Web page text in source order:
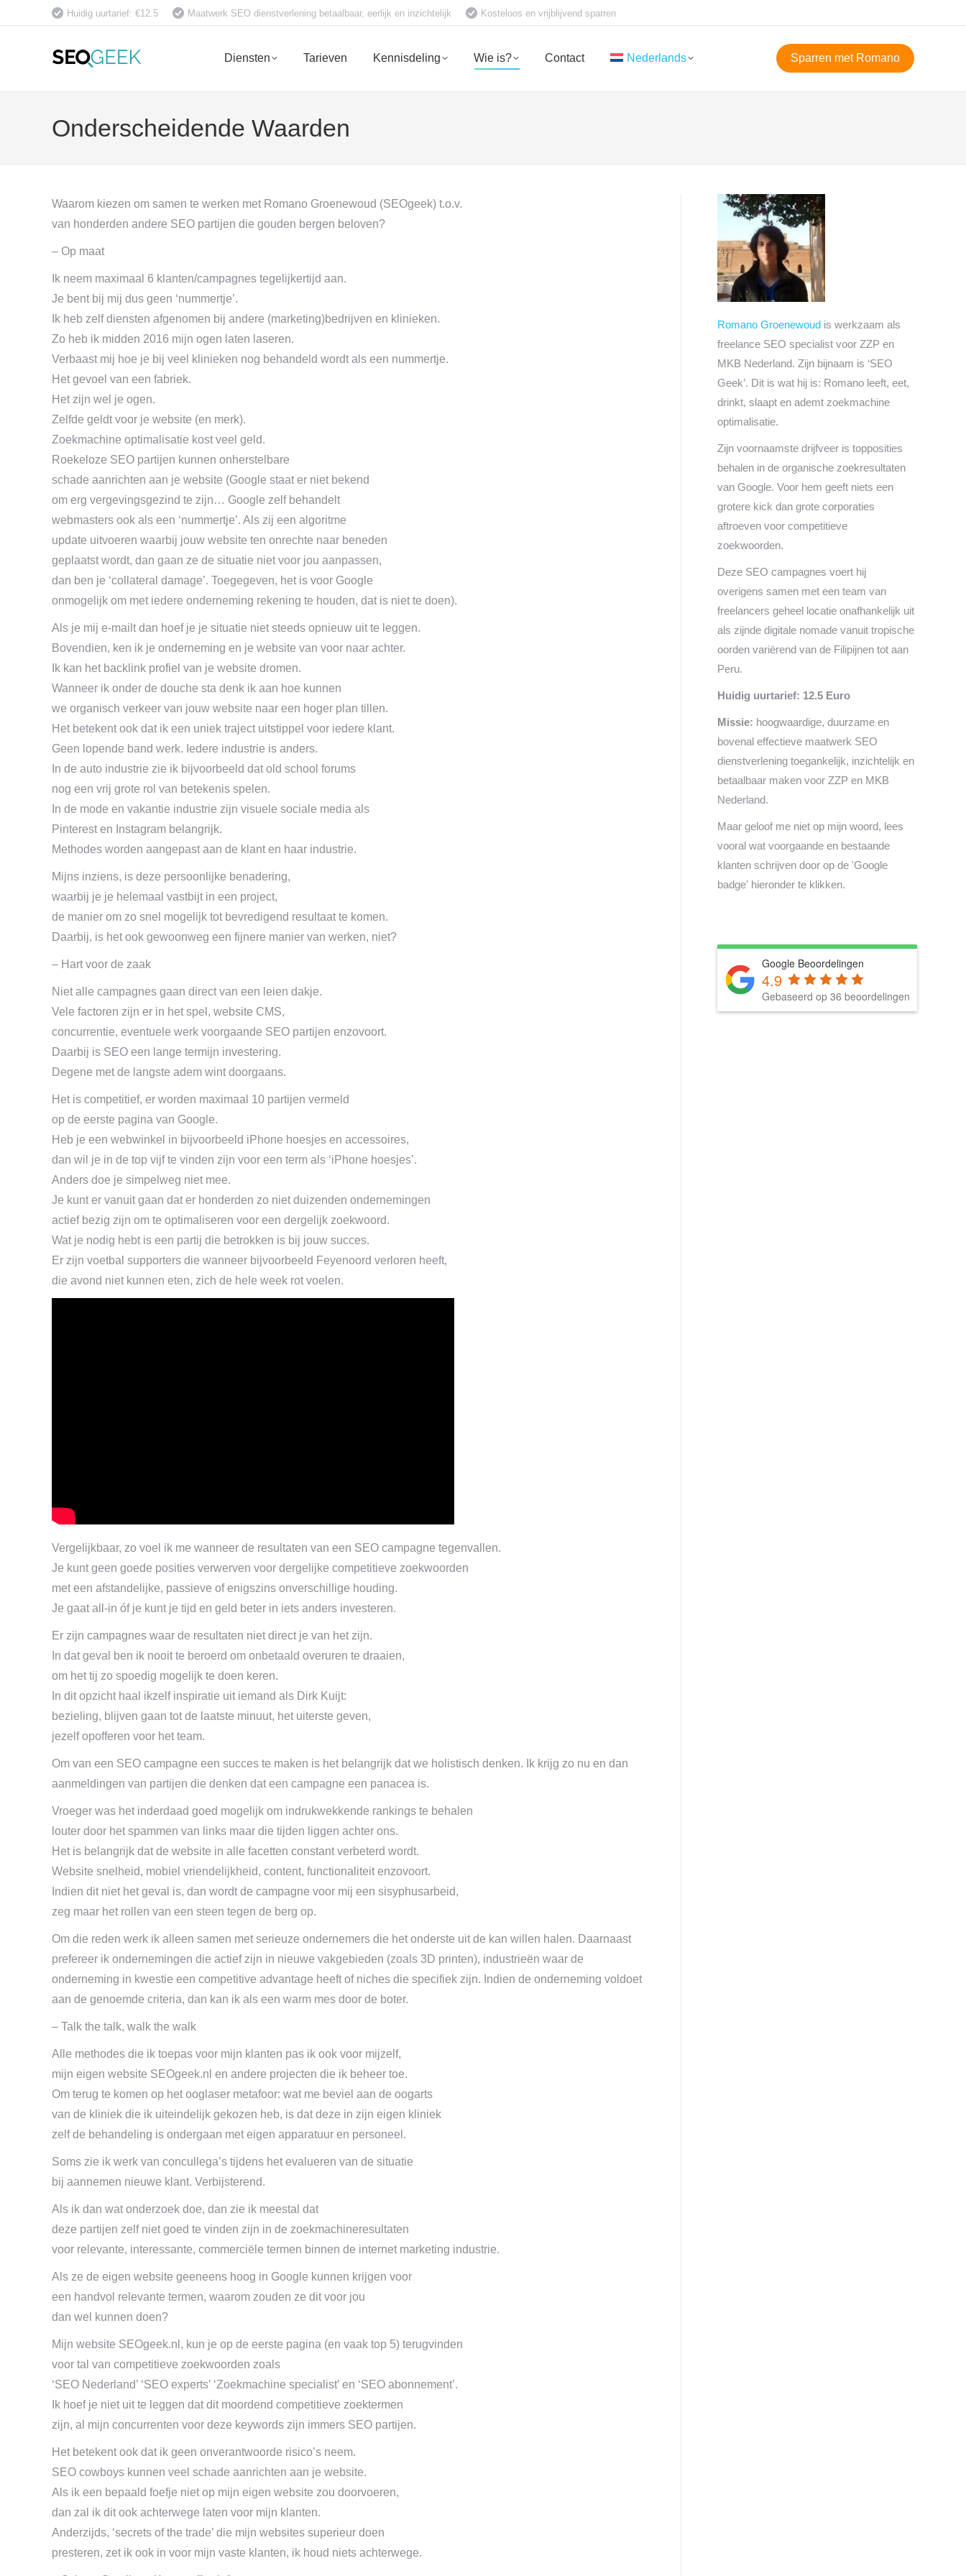
Huidig uurtarief: €12.5 Maatwerk SEO dienstverlening betaalbaar, eerlijk en inzichtelijk Kosteloos en vrijblijvend sparren
Diensten Tarieven Kennisdeling Wie is? Contact Nederlands Sparren met Romano
Onderscheidende Waarden
Waarom kiezen om samen te werken met Romano Groenewoud (SEOgeek) t.o.v.
van honderden andere SEO partijen die gouden bergen beloven?
– Op maat
Ik neem maximaal 6 klanten/campagnes tegelijkertijd aan.
Je bent bij mij dus geen ‘nummertje’.
Ik heb zelf diensten afgenomen bij andere (marketing)bedrijven en klinieken.
Zo heb ik midden 2016 mijn ogen laten laseren.
Verbaast mij hoe je bij veel klinieken nog behandeld wordt als een nummertje.
Het gevoel van een fabriek.
Het zijn wel je ogen.
Zelfde geldt voor je website (en merk).
Zoekmachine optimalisatie kost veel geld.
Roekeloze SEO partijen kunnen onherstelbare
schade aanrichten aan je website (Google staat er niet bekend
om erg vergevingsgezind te zijn… Google zelf behandelt
webmasters ook als een ‘nummertje’. Als zij een algoritme
update uitvoeren waarbij jouw website ten onrechte naar beneden
geplaatst wordt, dan gaan ze de situatie niet voor jou aanpassen,
dan ben je ‘collateral damage’. Toegegeven, het is voor Google
onmogelijk om met iedere onderneming rekening te houden, dat is niet te doen).
Als je mij e-mailt dan hoef je je situatie niet steeds opnieuw uit te leggen.
Bovendien, ken ik je onderneming en je website van voor naar achter.
Ik kan het backlink profiel van je website dromen.
Wanneer ik onder de douche sta denk ik aan hoe kunnen
we organisch verkeer van jouw website naar een hoger plan tillen.
Het betekent ook dat ik een uniek traject uitstippel voor iedere klant.
Geen lopende band werk. Iedere industrie is anders.
In de auto industrie zie ik bijvoorbeeld dat old school forums
nog een vrij grote rol van betekenis spelen.
In de mode en vakantie industrie zijn visuele sociale media als
Pinterest en Instagram belangrijk.
Methodes worden aangepast aan de klant en haar industrie.
Mijns inziens, is deze persoonlijke benadering,
waarbij je je helemaal vastbijt in een project,
de manier om zo snel mogelijk tot bevredigend resultaat te komen.
Daarbij, is het ook gewoonweg een fijnere manier van werken, niet?
– Hart voor de zaak
Niet alle campagnes gaan direct van een leien dakje.
Vele factoren zijn er in het spel, website CMS,
concurrentie, eventuele werk voorgaande SEO partijen enzovoort.
Daarbij is SEO een lange termijn investering.
Degene met de langste adem wint doorgaans.
Het is competitief, er worden maximaal 10 partijen vermeld
op de eerste pagina van Google.
Heb je een webwinkel in bijvoorbeeld iPhone hoesjes en accessoires,
dan wil je in de top vijf te vinden zijn voor een term als ‘iPhone hoesjes’.
Anders doe je simpelweg niet mee.
Je kunt er vanuit gaan dat er honderden zo niet duizenden ondernemingen
actief bezig zijn om te optimaliseren voor een dergelijk zoekwoord.
Wat je nodig hebt is een partij die betrokken is bij jouw succes.
Er zijn voetbal supporters die wanneer bijvoorbeeld Feyenoord verloren heeft,
die avond niet kunnen eten, zich de hele week rot voelen.
Vergelijkbaar, zo voel ik me wanneer de resultaten van een SEO campagne tegenvallen.
Je kunt geen goede posities verwerven voor dergelijke competitieve zoekwoorden
met een afstandelijke, passieve of enigszins onverschillige houding.
Je gaat all-in óf je kunt je tijd en geld beter in iets anders investeren.
Er zijn campagnes waar de resultaten niet direct je van het zijn.
In dat geval ben ik nooit te beroerd om onbetaald overuren te draaien,
om het tij zo spoedig mogelijk te doen keren.
In dit opzicht haal ikzelf inspiratie uit iemand als Dirk Kuijt:
bezieling, blijven gaan tot de laatste minuut, het uiterste geven,
jezelf opofferen voor het team.
Om van een SEO campagne een succes te maken is het belangrijk dat we holistisch denken. Ik krijg zo nu en dan
aanmeldingen van partijen die denken dat een campagne een panacea is.
Vroeger was het inderdaad goed mogelijk om indrukwekkende rankings te behalen
louter door het spammen van links maar die tijden liggen achter ons.
Het is belangrijk dat de website in alle facetten constant verbeterd wordt.
Website snelheid, mobiel vriendelijkheid, content, functionaliteit enzovoort.
Indien dit niet het geval is, dan wordt de campagne voor mij een sisyphusarbeid,
zeg maar het rollen van een steen tegen de berg op.
Om die reden werk ik alleen samen met serieuze ondernemers die het onderste uit de kan willen halen. Daarnaast
prefereer ik ondernemingen die actief zijn in nieuwe vakgebieden (zoals 3D printen), industrieën waar de
onderneming in kwestie een competitive advantage heeft of niches die specifiek zijn. Indien de onderneming voldoet
aan de genoemde criteria, dan kan ik als een warm mes door de boter.
– Talk the talk, walk the walk
Alle methodes die ik toepas voor mijn klanten pas ik ook voor mijzelf,
mijn eigen website SEOgeek.nl en andere projecten die ik beheer toe.
Om terug te komen op het ooglaser metafoor: wat me beviel aan de oogarts
van de kliniek die ik uiteindelijk gekozen heb, is dat deze in zijn eigen kliniek
zelf de behandeling is ondergaan met eigen apparatuur en personeel.
Soms zie ik werk van concullega’s tijdens het evalueren van de situatie
bij aannemen nieuwe klant. Verbijsterend.
Als ik dan wat onderzoek doe, dan zie ik meestal dat
deze partijen zelf niet goed te vinden zijn in de zoekmachineresultaten
voor relevante, interessante, commerciële termen binnen de internet marketing industrie.
Als ze de eigen website geeneens hoog in Google kunnen krijgen voor
een handvol relevante termen, waarom zouden ze dit voor jou
dan wel kunnen doen?
Mijn website SEOgeek.nl, kun je op de eerste pagina (en vaak top 5) terugvinden
voor tal van competitieve zoekwoorden zoals
‘SEO Nederland’ ‘SEO experts’ ‘Zoekmachine specialist’ en ‘SEO abonnement’.
Ik hoef je niet uit te leggen dat dit moordend competitieve zoektermen
zijn, al mijn concurrenten voor deze keywords zijn immers SEO partijen.
Het betekent ook dat ik geen onverantwoorde risico’s neem.
SEO cowboys kunnen veel schade aanrichten aan je website.
Als ik een bepaald foefje niet op mijn eigen website zou doorvoeren,
dan zal ik dit ook achterwege laten voor mijn klanten.
Anderzijds, ‘secrets of the trade’ die mijn websites superieur doen
presteren, zet ik ook in voor mijn vaste klanten, ik houd niets achterwege.
Romano Groenewoud is werkzaam als
freelance SEO specialist voor ZZP en
MKB Nederland. Zijn bijnaam is ‘SEO
Geek’. Dit is wat hij is: Romano leeft, eet,
drinkt, slaapt en ademt zoekmachine
optimalisatie.
Zijn voornaamste drijfveer is topposities
behalen in de organische zoekresultaten
van Google. Voor hem geeft niets een
grotere kick dan grote corporaties
aftroeven voor competitieve
zoekwoorden.
Deze SEO campagnes voert hij
overigens samen met een team van
freelancers geheel locatie onafhankelijk uit
als zijnde digitale nomade vanuit tropische
oorden variërend van de Filipijnen tot aan
Peru.
Huidig uurtarief: 12.5 Euro
Missie: hoogwaardige, duurzame en
bovenal effectieve maatwerk SEO
dienstverlening toegankelijk, inzichtelijk en
betaalbaar maken voor ZZP en MKB
Nederland.
Maar geloof me niet op mijn woord, lees
vooral wat voorgaande en bestaande
klanten schrijven door op de 'Google
badge' hieronder te klikken.
Google Beoordelingen
4.9
Gebaseerd op 36 beoordelingen